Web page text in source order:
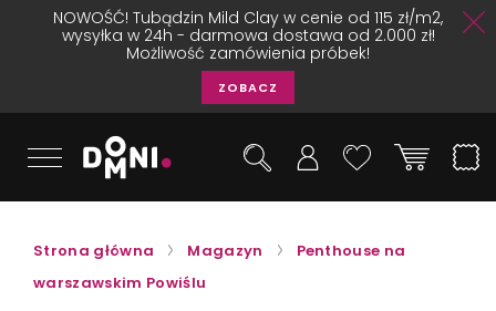
NOWOŚĆ! Tubądzin Mild Clay w cenie od 115 zł/m2,
wysyłka w 24h - darmowa dostawa od 2.000 zł!
Możliwość zamówienia próbek!
ZOBACZ
Strona główna Magazyn
Penthouse na
warszawskim Powiślu